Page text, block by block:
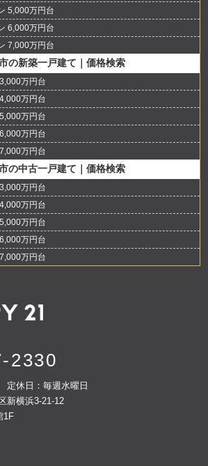
5,000万円台
6,000万円台
7,000万円台
の新築一戸建て｜価格検索
万円台
万円台
万円台
万円台
万円台
の中古一戸建て｜価格検索
万円台
万円台
万円台
万円台
万円台
2330
休日：毎週水曜日
新横浜3-21-12
1F